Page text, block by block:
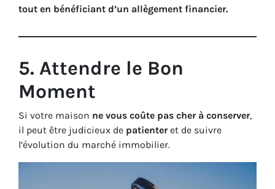
tout en bénéficiant d’un allègement financier.
5. Attendre le Bon
Moment
Si votre maison ne vous coûte pas cher à conserver,
il peut être judicieux de patienteret de suivre
l’évolution du marché immobilier.